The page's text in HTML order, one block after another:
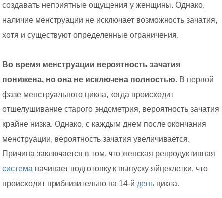
создавать неприятные ощущения у женщины. Однако,
наличие менструации не исключает возможность зачатия,
хотя и существуют определенные ограничения.
Во время менструации вероятность зачатия
понижена, но она не исключена полностью. В первой
фазе менструального цикла, когда происходит
отшелушивание старого эндометрия, вероятность зачатия
крайне низка. Однако, с каждым днем после окончания
менструации, вероятность зачатия увеличивается.
Причина заключается в том, что женская репродуктивная
система начинает подготовку к выпуску яйцеклетки, что
происходит приблизительно на 14-й день цикла.